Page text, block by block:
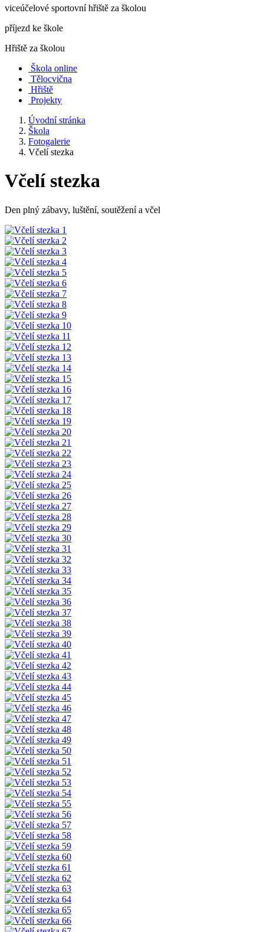
viceúčelové sportovní hřiště za školou
příjezd ke škole
Hřiště za školou
Škola online
Tělocvična
Hřiště
Projekty
Úvodní stránka
Škola
Fotogalerie
Včelí stezka
Včelí stezka
Den plný zábavy, luštění, soutěžení a včel